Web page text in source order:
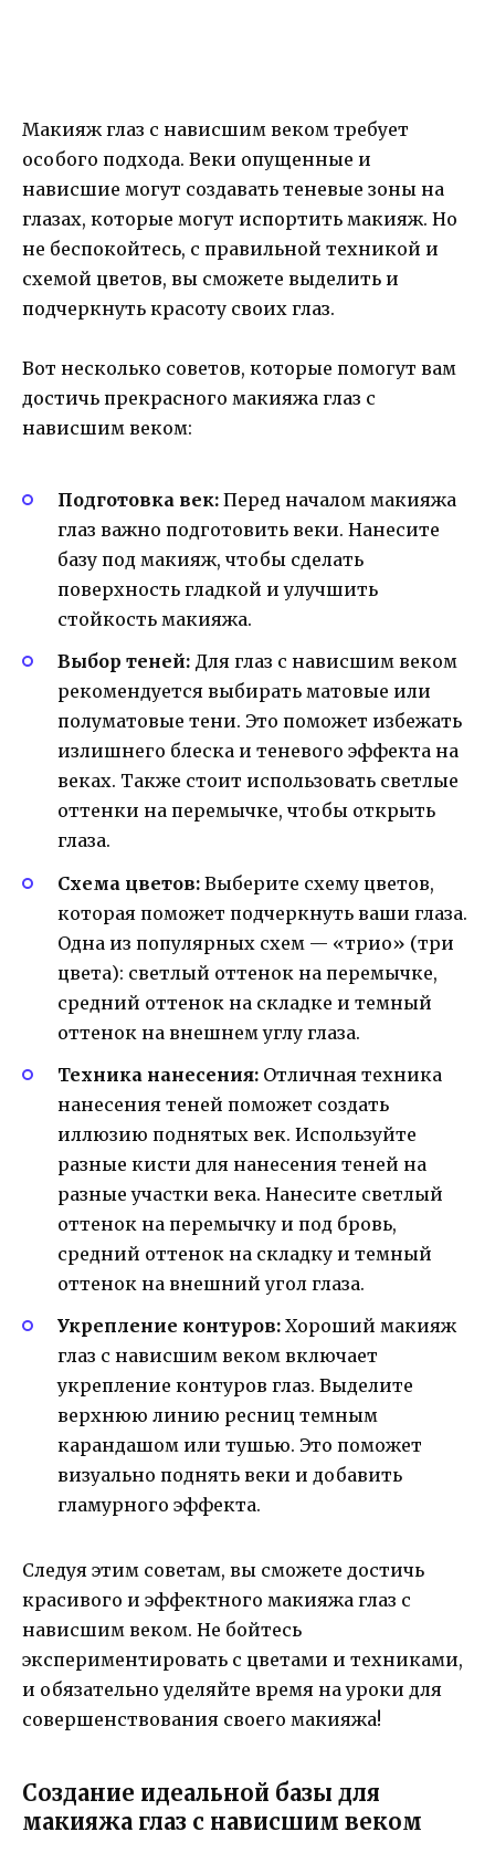
Макияж глаз с нависшим веком требует
особого подхода. Веки опущенные и
нависшие могут создавать теневые зоны на
глазах, которые могут испортить макияж. Но
не беспокойтесь, с правильной техникой и
схемой цветов, вы сможете выделить и
подчеркнуть красоту своих глаз.
Вот несколько советов, которые помогут вам
достичь прекрасного макияжа глаз с
нависшим веком:
Подготовка век: Перед началом макияжа
глаз важно подготовить веки. Нанесите
базу под макияж, чтобы сделать
поверхность гладкой и улучшить
стойкость макияжа.
Выбор теней: Для глаз с нависшим веком
рекомендуется выбирать матовые или
полуматовые тени. Это поможет избежать
излишнего блеска и теневого эффекта на
веках. Также стоит использовать светлые
оттенки на перемычке, чтобы открыть
глаза.
Схема цветов: Выберите схему цветов,
которая поможет подчеркнуть ваши глаза.
Одна из популярных схем — «трио» (три
цвета): светлый оттенок на перемычке,
средний оттенок на складке и темный
оттенок на внешнем углу глаза.
Техника нанесения: Отличная техника
нанесения теней поможет создать
иллюзию поднятых век. Используйте
разные кисти для нанесения теней на
разные участки века. Нанесите светлый
оттенок на перемычку и под бровь,
средний оттенок на складку и темный
оттенок на внешний угол глаза.
Укрепление контуров: Хороший макияж
глаз с нависшим веком включает
укрепление контуров глаз. Выделите
верхнюю линию ресниц темным
карандашом или тушью. Это поможет
визуально поднять веки и добавить
гламурного эффекта.
Следуя этим советам, вы сможете достичь
красивого и эффектного макияжа глаз с
нависшим веком. Не бойтесь
экспериментировать с цветами и техниками,
и обязательно уделяйте время на уроки для
совершенствования своего макияжа!
Создание идеальной базы для
макияжа глаз с нависшим веком